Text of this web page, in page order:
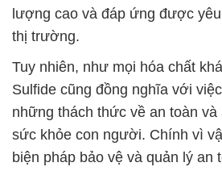
lượng cao và đáp ứng được
thị trường.
Tuy nhiên, như mọi hóa chất
Sulfide cũng đồng nghĩa với
những thách thức về an toàn
sức khỏe con người. Chính vì
biện pháp bảo vệ và quản lý an